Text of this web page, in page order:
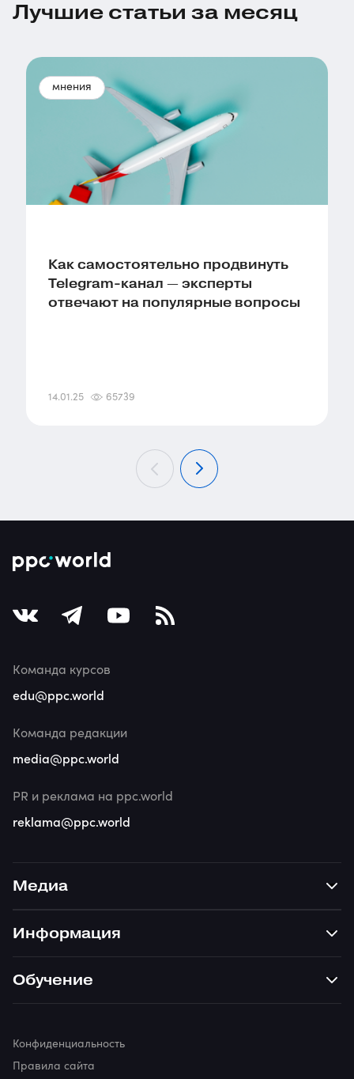
Лучшие статьи за месяц
мнения
Как самостоятельно продвинуть
Telegram-канал — эксперты
отвечают на популярные вопросы
14.01.25 65739
Медиа
Информация
Обучение
Команда курсов
edu@ppc.world
Команда редакции
media@ppc.world
PR и реклама на ppc.world
reklama@ppc.world
Конфиденциальность
Правила сайта